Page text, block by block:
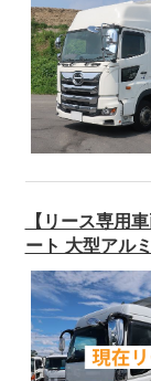
【リース専用
ート 大型アル